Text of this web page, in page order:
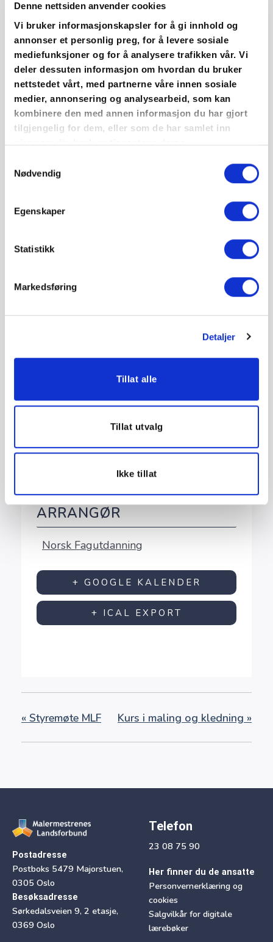
Denne nettsiden anvender cookies
Vi bruker informasjonskapsler for å gi innhold og
annonser et personlig preg, for å levere sosiale
mediefunksjoner og for å analysere trafikken vår. Vi
deler dessuten informasjon om hvordan du bruker
nettstedet vårt, med partnerne våre innen sosiale
medier, annonsering og analysearbeid, som kan
kombinere den med annen informasjon du har gjort
tilgjengelig for dem, eller som de har samlet inn
gjennom din bruk av tjenestene deres.
Nødvendig
Egenskaper
Statistikk
Markedsføring
Detaljer
Tillat alle
Tillat utvalg
Ikke tillat
Personer med fag-/svennebrev og minimum 4 års
relevant praksis innen prosjektering og/ eller ledelse av
byggeprosjekter, kan vurderes i hvert enkelt tilfelle av
FFV (Fagrådet for våtrom)
Hvem passer kurset for?
Prosjekterende i bedrifter som utfører arbeid på våtrom,
Dette arrangement har allerede funnet
26. april, 2024 | 09:00 - 15:00
STED
Nettbasert kurs
ARRANGØR
Norsk Fagutdanning
+ GOOGLE KALENDER
+ ICAL EXPORT
« Styremøte MLF Kurs i maling og kledning »
Postadresse
Postboks 5479 Majorstuen,
0305 Oslo
Besøksadresse
Sørkedalsveien 9, 2 etasje,
0369 Oslo
Telefon
23 08 75 90
Her finner du de ansatte
Personvernerklæring og
cookies
Salgvilkår for digitale
lærebøker